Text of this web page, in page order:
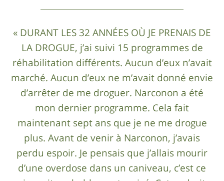
« DURANT LES 32 ANNÉES OÙ JE PRENAIS DE
LA DROGUE, j’ai suivi 15 programmes de
réhabilitation différents. Aucun d’eux n’avait
marché. Aucun d’eux ne m’avait donné envie
d’arrêter de me droguer. Narconon a été
mon dernier programme. Cela fait
maintenant sept ans que je ne me drogue
plus. Avant de venir à Narconon, j’avais
perdu espoir. Je pensais que j’allais mourir
d’une overdose dans un caniveau, c’est ce